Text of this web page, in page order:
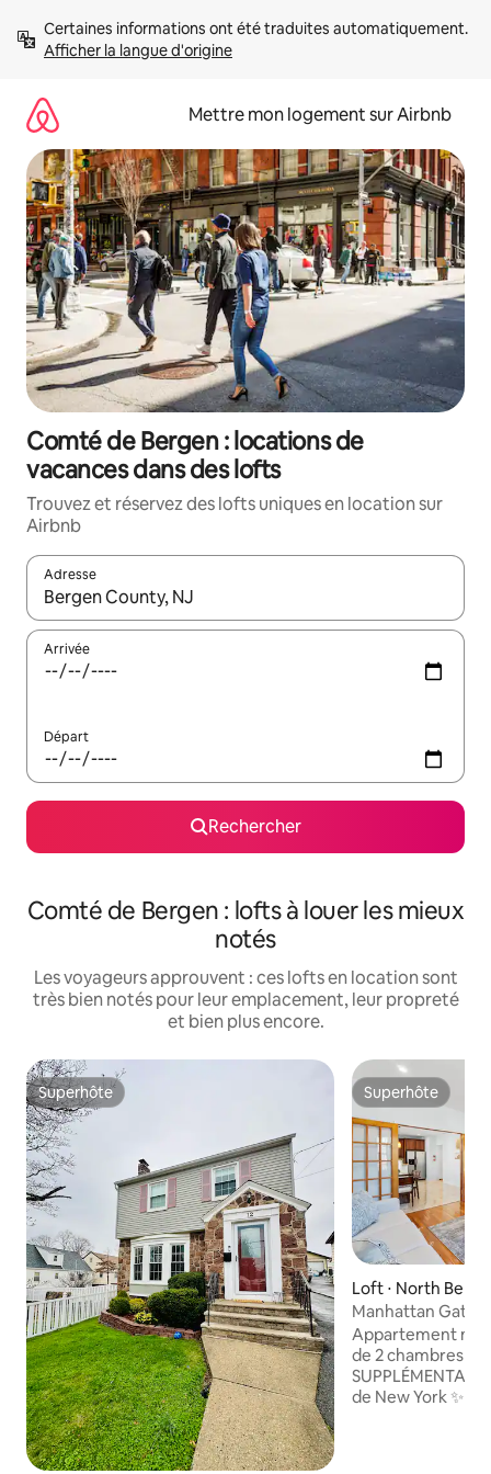
directement
Afficher la langue d'origine
Mettre mon logement sur Airbnb
Comté de Bergen : locations de
vacances dans des lofts
Trouvez et réservez des lofts uniques en location sur
Airbnb
Adresse
Lorsque les résultats s'affichent, utilisez les flèches vers le
Arrivée
Départ
Rechercher
Comté de Bergen : lofts à louer les mieux
notés
Les voyageurs approuvent : ces lofts en location sont
très bien notés pour leur emplacement, leur propreté
et bien plus encore.
Superhôte
Superhôte Superhôte
Superhôte
Loft ⋅ North
Manhattan
terrasse | À 15
Appartement
de 2 chambres
de New York ✨